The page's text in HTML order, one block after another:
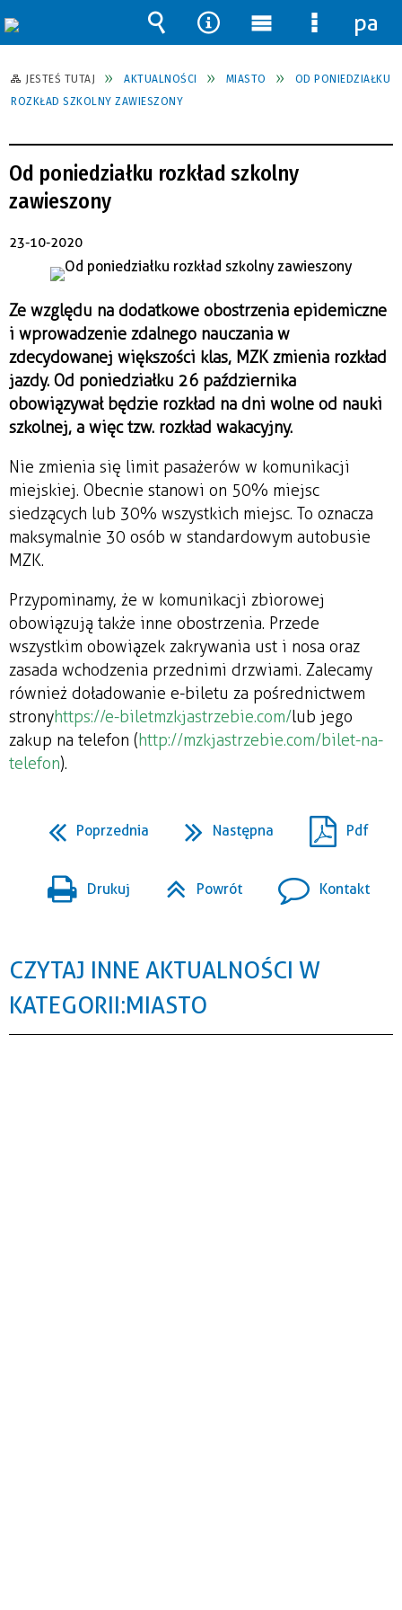
JESTEŚ TUTAJ AKTUALNOŚCI MIASTO
OD PONIEDZIAŁKU
ROZKŁAD SZKOLNY ZAWIESZONY
Od poniedziałku rozkład szkolny
zawieszony
23-10-2020
Ze względu na dodatkowe obostrzenia epidemiczne
i wprowadzenie zdalnego nauczania w
zdecydowanej większości klas, MZK zmienia rozkład
jazdy. Od poniedziałku 26 października
obowiązywał będzie rozkład na dni wolne od nauki
szkolnej, a więc tzw. rozkład wakacyjny.
Nie zmienia się limit pasażerów w komunikacji
miejskiej. Obecnie stanowi on 50% miejsc
siedzących lub 30% wszystkich miejsc. To oznacza
maksymalnie 30 osób w standardowym autobusie
MZK.
Przypominamy, że w komunikacji zbiorowej
obowiązują także inne obostrzenia. Przede
wszystkim obowiązek zakrywania ust i nosa oraz
zasada wchodzenia przednimi drzwiami. Zalecamy
również doładowanie e-biletu za pośrednictwem
stronyhttps://e-biletmzkjastrzebie.com/lub jego
zakup na telefon (http://mzkjastrzebie.com/bilet-na-
telefon).
Poprzednia Następna Pdf
Drukuj Powrót Kontakt
CZYTAJ INNE AKTUALNOŚCI W
KATEGORII: MIASTO
Wyszukiwarka
Narzędzia
Menu
główne
Menu